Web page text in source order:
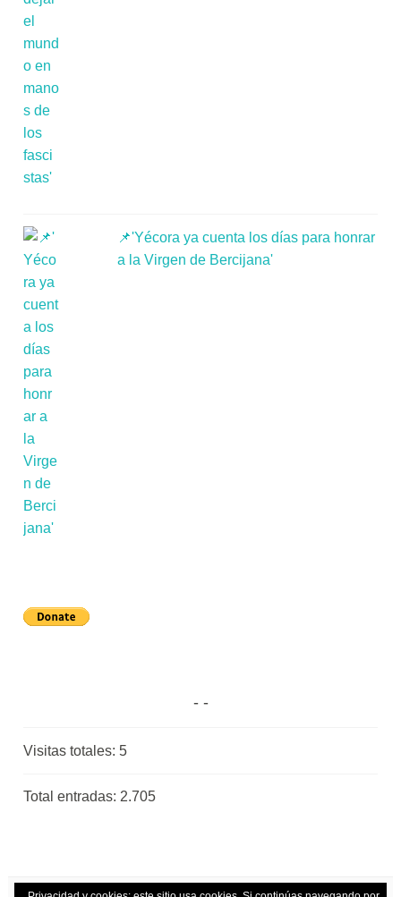
📌'Yécora ya cuenta los días para honrar
a la Virgen de Bercijana'
Visitas totales: 5
Total entradas:2.705